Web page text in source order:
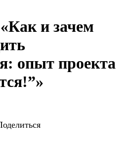
и зачем
опыт проекта